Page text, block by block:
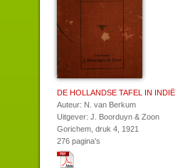
DE HOLLANDSE TAFEL IN INDIË
Auteur: N. van Berkum
Uitgever: J. Boorduyn & Zoon
Gorichem, druk 4, 1921
276 pagina's